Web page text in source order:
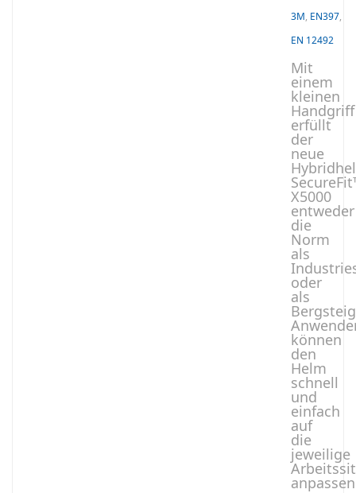
3M, EN397,
EN 12492
Mit
einem
kleinen
Handgriff
erfüllt
der
neue
X5000
entweder
die
Norm
als
oder
als
können
den
Helm
schnell
und
einfach
auf
die
jeweilige